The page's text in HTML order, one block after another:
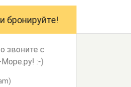
бронируйте!
звоните с
:-)